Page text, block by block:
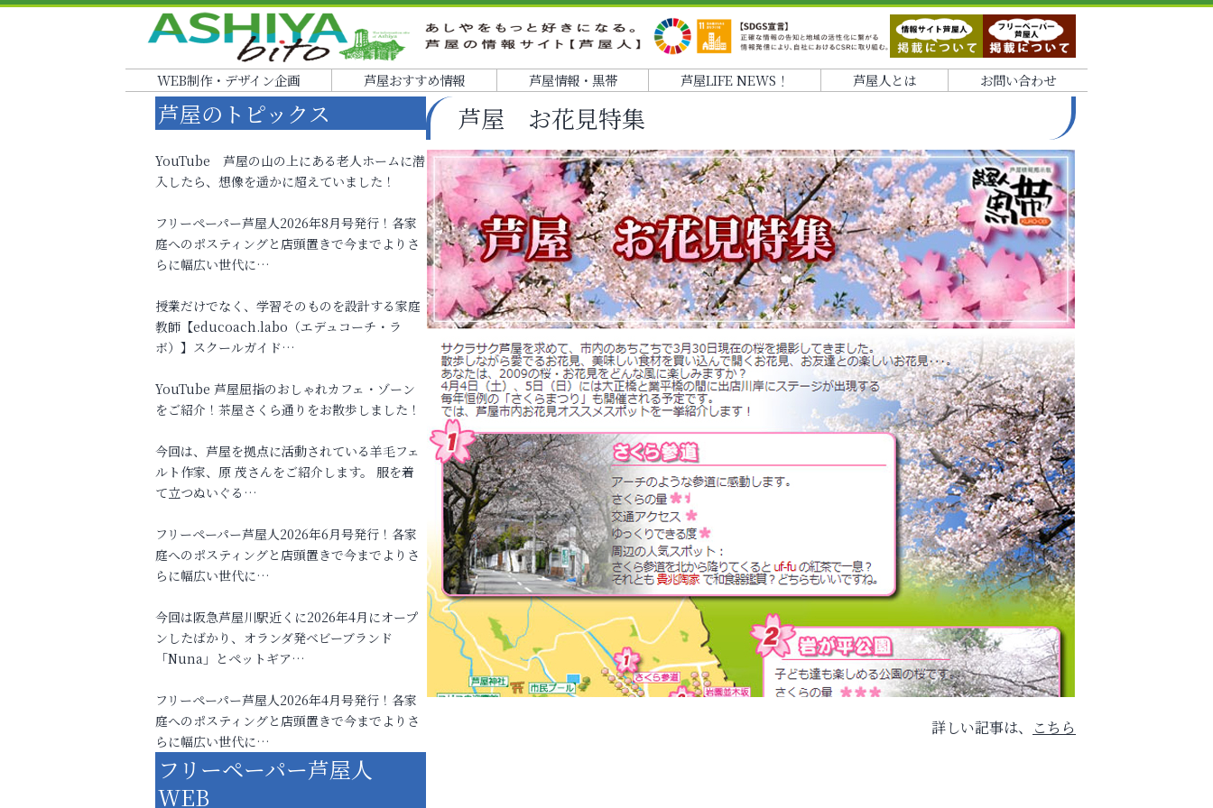
WEB制作・デザイン企画 芦屋おすすめ情報 芦屋情報・黒帯 芦屋LIFE NEWS！ 芦屋人とは お問い合わせ
芦屋 お花見特集
詳しい記事は、 こちら
芦屋のトピックス
YouTube 芦屋の山の上にある老人ホームに潜
入したら、想像を遥かに超えていました！
フリーペーパー芦屋人2026年8月号発行！各家
庭へのポスティングと店頭置きで今までよりさ
らに幅広い世代に…
授業だけでなく、学習そのものを設計する家庭
教師【educoach.labo（エデュコーチ・ラ
ボ）】スクールガイド…
YouTube 芦屋屈指のおしゃれカフェ・ゾーン
をご紹介！茶屋さくら通りをお散歩しました！
今回は、芦屋を拠点に活動されている羊毛フェ
ルト作家、原 茂さんをご紹介します。 服を着
て立つぬいぐる…
フリーペーパー芦屋人2026年6月号発行！各家
庭へのポスティングと店頭置きで今までよりさ
らに幅広い世代に…
今回は阪急芦屋川駅近くに2026年4月にオープ
ンしたばかり、オランダ発ベビーブランド
「Nuna」とペットギア…
フリーペーパー芦屋人2026年4月号発行！各家
庭へのポスティングと店頭置きで今までよりさ
らに幅広い世代に…
フリーペーパー芦屋人
WEB